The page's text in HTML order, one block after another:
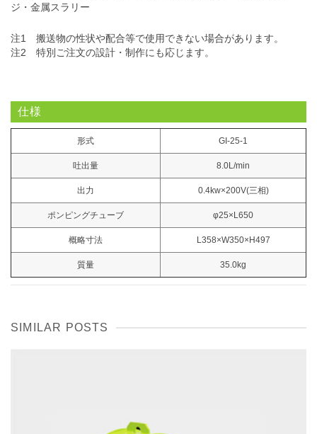
ジ・金属スラリー
注1 搬送物の性状や配合等で使用できない場合があります。
注2 特別ご注文の設計・制作にも応じます。
仕様
形式 GI-25-1
吐出量 8.0L/min
出力 0.4kw×200V(三相)
ポンピングチューブ φ25×L650
概略寸法 L358×W350×H497
質量 35.0kg
SIMILAR POSTS